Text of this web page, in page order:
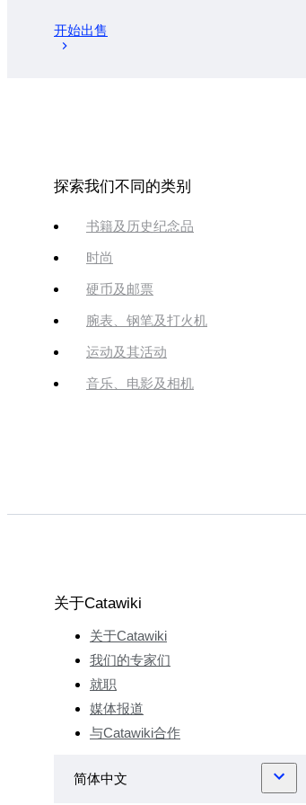
开始出售
探索我们不同的类别
书籍及历史纪念品
时尚
硬币及邮票
腕表、钢笔及打火机
运动及其活动
音乐、电影及相机
关于Catawiki
关于Catawiki
我们的专家们
就职
媒体报道
与Catawiki合作